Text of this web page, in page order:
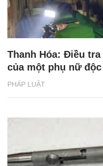
PHÁP LUẬT
Thanh Hóa: Điều
của một phụ nữ